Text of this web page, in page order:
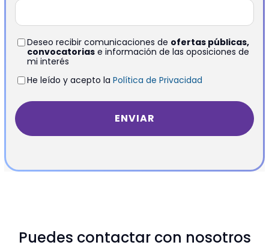
Deseo recibir comunicaciones de ofertas públicas,
convocatorias e información de las oposiciones de
mi interés
He leído y acepto laPolítica de Privacidad
Puedes contactar con nosotros